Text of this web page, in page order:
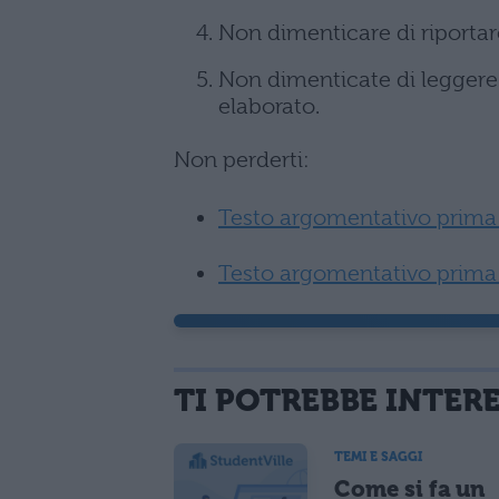
Non dimenticare di
Non dimenticate di
elaborato.
Non perderti:
Testo argomentativo
Testo argomentativo
TI POTREBBE
TEMI E SAGGI
Come si fa un